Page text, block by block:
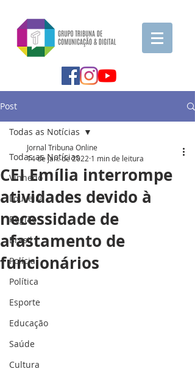
Post
Todas as Notícias
Vinhedo
Louveira
Região
Brasil
Polícia
Política
Esporte
Educação
Saúde
Cultura
Todas as Notícias
CEI Emília interrompe
atividades devido à
necessidade de
afastamento de
funcionários
Jornal Tribuna Online
14 de jan. de 2022 1 min de leitura